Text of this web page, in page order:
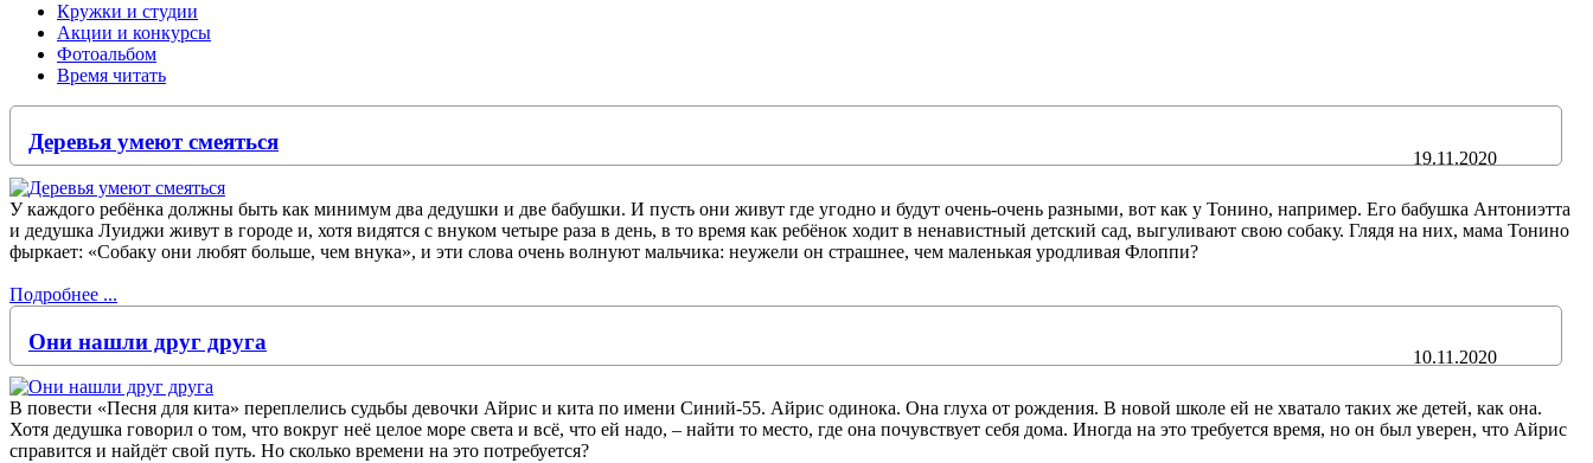
Кружки и студии
Акции и конкурсы
Фотоальбом
Время читать
Деревья умеют смеяться
19.11.2020
У каждого ребёнка должны быть как минимум два дедушки и две бабушки. И пусть они живут где угодно и будут очень-очень разными, вот как у Тонино, например. Его бабушка Антониэтта
и дедушка Луиджи живут в городе и, хотя видятся с внуком четыре раза в день, в то время как ребёнок ходит в ненавистный детский сад, выгуливают свою собаку. Глядя на них, мама Тонино
фыркает: «Собаку они любят больше, чем внука», и эти слова очень волнуют мальчика: неужели он страшнее, чем маленькая уродливая Флоппи?
Подробнее ...
Они нашли друг друга
10.11.2020
В повести «Песня для кита» переплелись судьбы девочки Айрис и кита по имени Синий-55. Айрис одинока. Она глуха от рождения. В новой школе ей не хватало таких же детей, как она.
Хотя дедушка говорил о том, что вокруг неё целое море света и всё, что ей надо, – найти то место, где она почувствует себя дома. Иногда на это требуется время, но он был уверен, что Айрис
справится и найдёт свой путь. Но сколько времени на это потребуется?